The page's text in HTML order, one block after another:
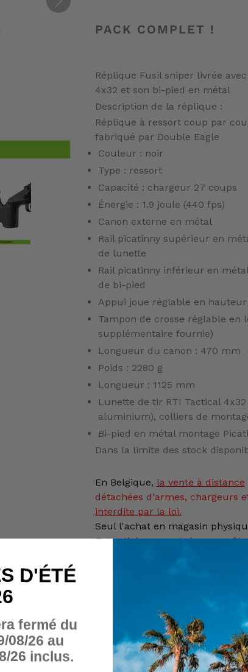
d'un
votre
panier
PACK COMPLET !
Réplique Fusil sniper livrée
4x32 et son bi-pied en métal
Description de la réplique :
Réplique à ressort coup par
fabriqué par Double Eagle
Couleur : noir
Type : ressort
Capacité : chargeur 27 coups
Énergie : 1.9 joule (440 fps)
Canon externe en métal
Rail picatinny supérieur en
de lunette
Rail picatinny inférieur en
de bi-pied
Appui joue réglable en hauteur
Tampon de crosse réglable en
supplémentaire fournie)
Longueur du canon : 470 mm
Poids : 2280 g
Longueur : 1125 mm
Lunette de tir RTI Tactical
aluminium), colliers de
Bi-pied en métal montage
Dans la limite des stock
En Belgique, la vente à distance
détachées d'armes, chargeurs
interdite par la loi.
Seul l'achat en magasin
Cet article ne peut donc pas
De plus, l'achat de cet article
personnes majeures de + de 18
Veuillez nous contacter pour
soit par téléphone au +32 (0)
mail à info@billau.be,
D'ÉTÉ
fermé du
08/26 au
26 inclus.